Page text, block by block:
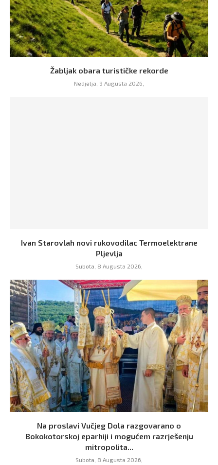
Žabljak obara turističke rekorde
Nedjelja, 9 Augusta 2026,
Ivan Starovlah novi rukovodilac Termoelektrane
Pljevlja
Subota, 8 Augusta 2026,
Na proslavi Vučjeg Dola razgovarano o
Bokokotorskoj eparhiji i mogućem razrješenju
mitropolita...
Subota, 8 Augusta 2026,